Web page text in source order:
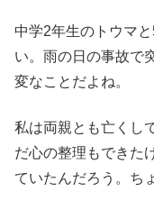
中学2年生のトウマ
い。雨の日の事故で
変なことだよね。
私は両親とも亡くし
だ心の整理もできた
ていたんだろう。ち